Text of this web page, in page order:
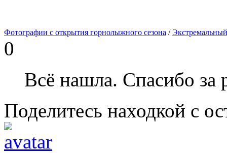
Фотографии с открытия горнолыжного сезона /
0
Всё нашла. Спасибо за
Поделитесь находкой с